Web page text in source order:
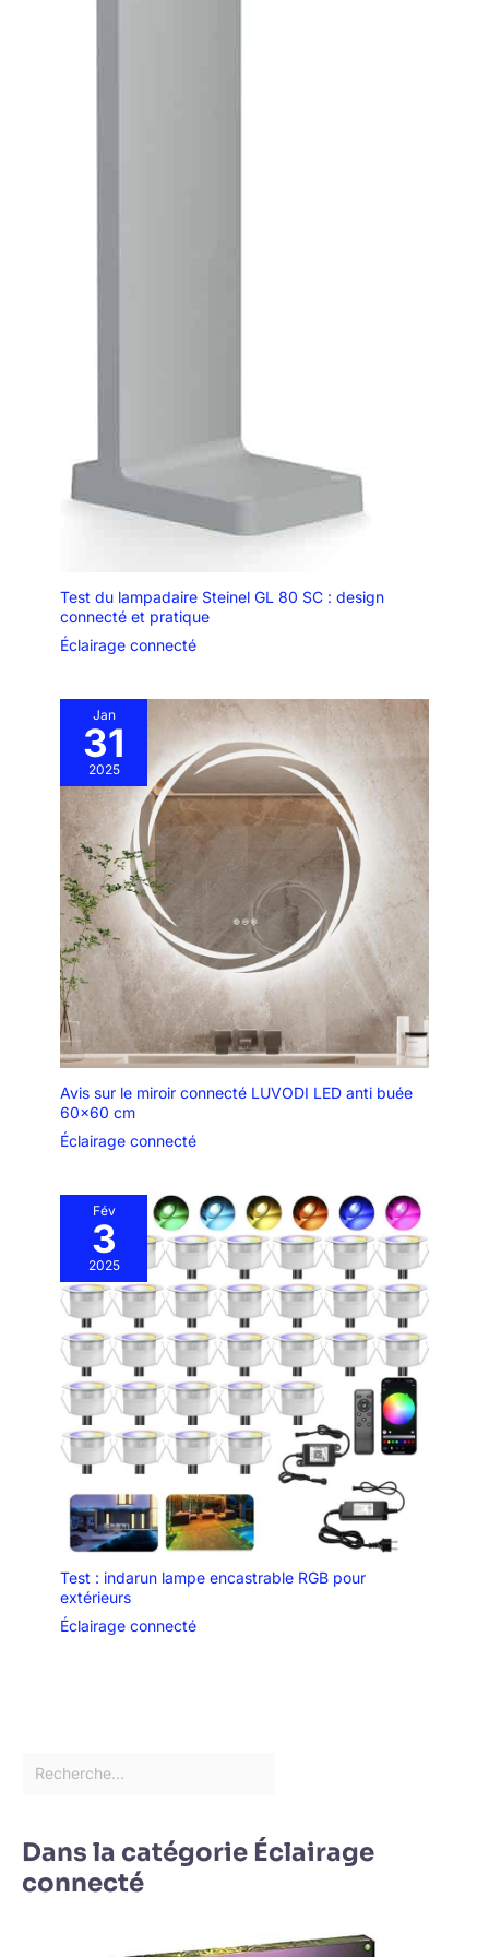
Test du lampadaire Steinel GL 80 SC : design
connecté et pratique
Éclairage connecté
Jan
31
2025
Avis sur le miroir connecté LUVODI LED anti buée
60×60 cm
Éclairage connecté
Fév
3
2025
Test : indarun lampe encastrable RGB pour
extérieurs
Éclairage connecté
Dans la catégorie Éclairage
connecté